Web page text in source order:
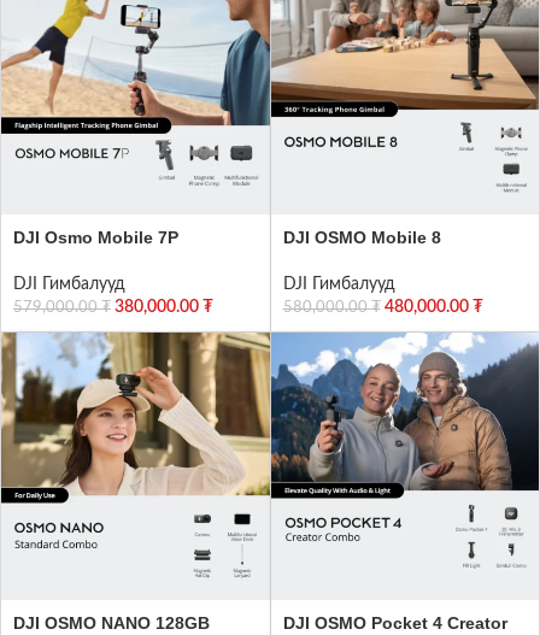
DJI Osmo Mobile 7P
DJI Гимбалууд
579,000.00₮ 380,000.00 ₮
DJI OSMO Mobile 8
DJI Гимбалууд
580,000.00₮ 480,000.00 ₮
DJI OSMO NANO 128GB
DJI OSMO Pocket 4 Creator